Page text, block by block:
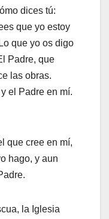
dices tú:
que yo estoy
que yo os digo
Padre, que
las obras.
el Padre en mí.
que cree en mí,
hago, y aun
la Iglesia